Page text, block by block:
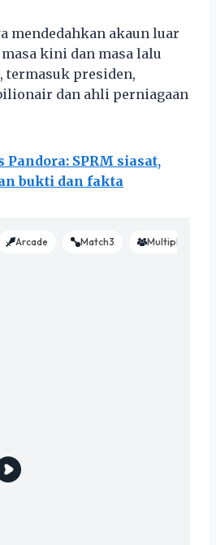
mendedahkan akaun luar
kini dan masa lalu
termasuk presiden,
dan ahli perniagaan
Pandora: SPRM siasat,
bukti dan fakta